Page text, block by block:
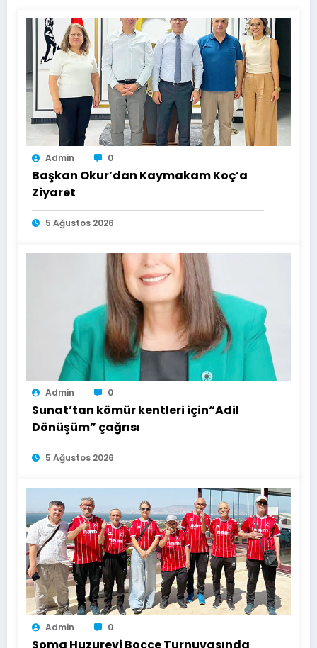
Admin 0
Başkan Okur’dan Kaymakam Koç’a
Ziyaret
5 Ağustos 2026
Admin 0
Sunat’tan kömür kentleri için“Adil
Dönüşüm” çağrısı
5 Ağustos 2026
Admin 0